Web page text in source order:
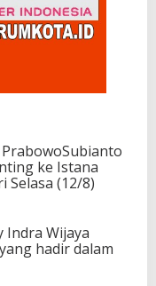
PrabowoSubianto
ke Istana
Selasa (12/8)
Indra Wijaya
hadir dalam